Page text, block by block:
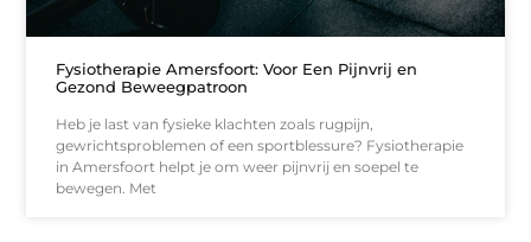
Fysiotherapie Amersfoort: Voor Een Pijnvrij en
Gezond Beweegpatroon
Heb je last van fysieke klachten zoals rugpijn,
gewrichtsproblemen of een sportblessure? Fysiotherapie
in Amersfoort helpt je om weer pijnvrij en soepel te
bewegen. Met